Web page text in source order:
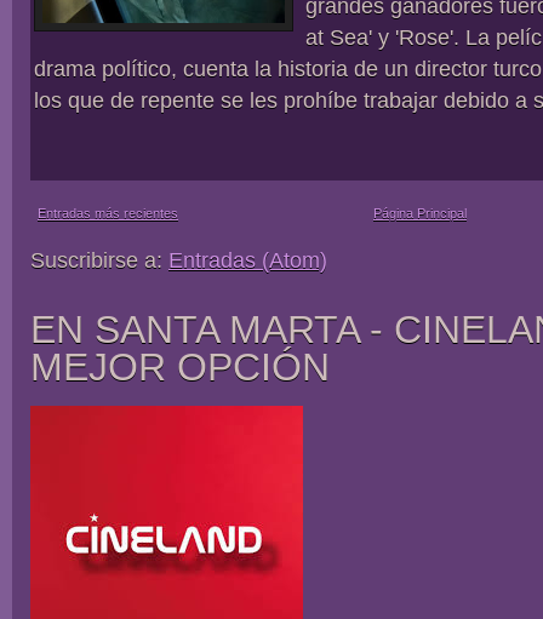
grandes ganadores
at Sea' y 'Rose'. La
drama político, cuenta la historia de un director
los que de repente se les prohíbe trabajar debido a
Entradas más recientes Página Principal
Suscribirse a: Entradas (Atom)
EN SANTA MARTA -
MEJOR OPCIÓN